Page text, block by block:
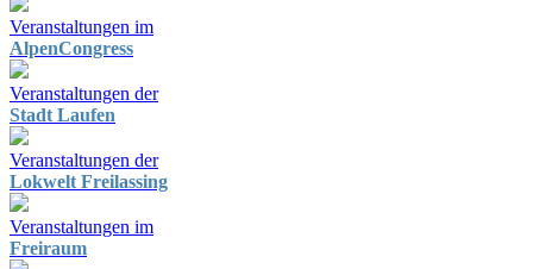
Veranstaltungen im
AlpenCongress
Veranstaltungen der
Stadt Laufen
Veranstaltungen der
Lokwelt Freilassing
Veranstaltungen im
Freiraum